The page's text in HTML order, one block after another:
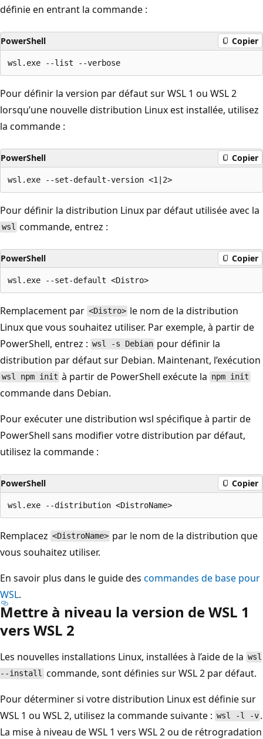
définie en entrant la commande :
PowerShell Copier
Pour définir la version par défaut sur WSL 1 ou WSL 2
lorsqu’une nouvelle distribution Linux est installée, utilisez
la commande :
PowerShell Copier
Pour définir la distribution Linux par défaut utilisée avec la
wsl commande, entrez :
PowerShell Copier
Remplacement par <Distro> le nom de la distribution
Linux que vous souhaitez utiliser. Par exemple, à partir de
PowerShell, entrez : wsl -s Debian pour définir la
distribution par défaut sur Debian. Maintenant, l’exécution
wsl npm init à partir de PowerShell exécute la npm init
commande dans Debian.
Pour exécuter une distribution wsl spécifique à partir de
PowerShell sans modifier votre distribution par défaut,
utilisez la commande :
PowerShell Copier
Remplacez <DistroName> par le nom de la distribution que
vous souhaitez utiliser.
En savoir plus dans le guide des commandes de base pour
WSL.
Mettre à niveau la version de WSL 1
vers WSL 2
Les nouvelles installations Linux, installées à l’aide de la wsl
--install commande, sont définies sur WSL 2 par défaut.
Pour déterminer si votre distribution Linux est définie sur
WSL 1 ou WSL 2, utilisez la commande suivante : wsl -l -v .
La mise à niveau de WSL 1 vers WSL 2 ou de rétrogradation